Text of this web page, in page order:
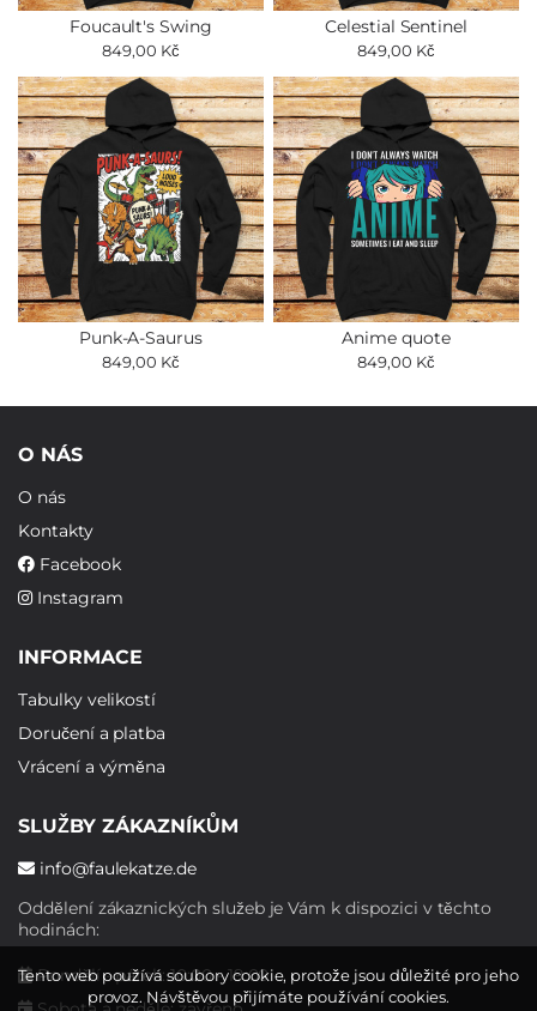
Foucault's Swing
849,00 Kč
Celestial Sentinel
849,00 Kč
Punk-A-Saurus
849,00 Kč
Anime quote
849,00 Kč
O NÁS
O nás
Kontakty
Facebook
Instagram
INFORMACE
Tabulky velikostí
Doručení a platba
Vrácení a výměna
SLUŽBY ZÁKAZNÍKŮM
info@faulekatze.de
Oddělení zákaznických služeb je Vám k dispozici v těchto
hodinách:
Pondělí - pátek: 10:00 - 19:00
Tento web používá soubory cookie, protože jsou důležité pro jeho
provoz. Návštěvou přijímáte používání cookies.